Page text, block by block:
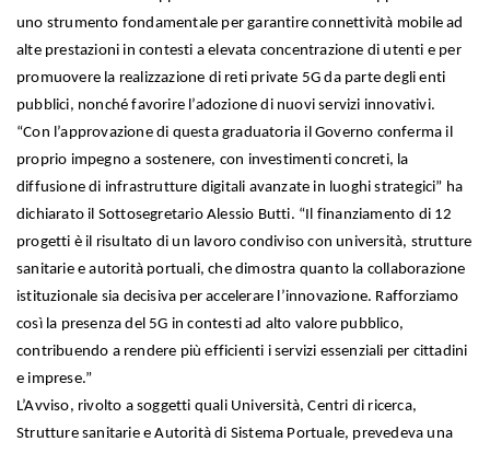
uno strumento fondamentale per garantire connettività mobile ad
alte prestazioni in contesti a elevata concentrazione di utenti e per
promuovere la realizzazione di reti private 5G da parte degli enti
pubblici, nonché favorire l’adozione di nuovi servizi innovativi.
“Con l’approvazione di questa graduatoria il Governo conferma il
proprio impegno a sostenere, con investimenti concreti, la
diffusione di infrastrutture digitali avanzate in luoghi strategici” ha
dichiarato il Sottosegretario Alessio Butti. “Il finanziamento di 12
progetti è il risultato di un lavoro condiviso con università, strutture
sanitarie e autorità portuali, che dimostra quanto la collaborazione
istituzionale sia decisiva per accelerare l’innovazione. Rafforziamo
così la presenza del 5G in contesti ad alto valore pubblico,
contribuendo a rendere più efficienti i servizi essenziali per cittadini
e imprese.”
L’Avviso, rivolto a soggetti quali Università, Centri di ricerca,
Strutture sanitarie e Autorità di Sistema Portuale, prevedeva una